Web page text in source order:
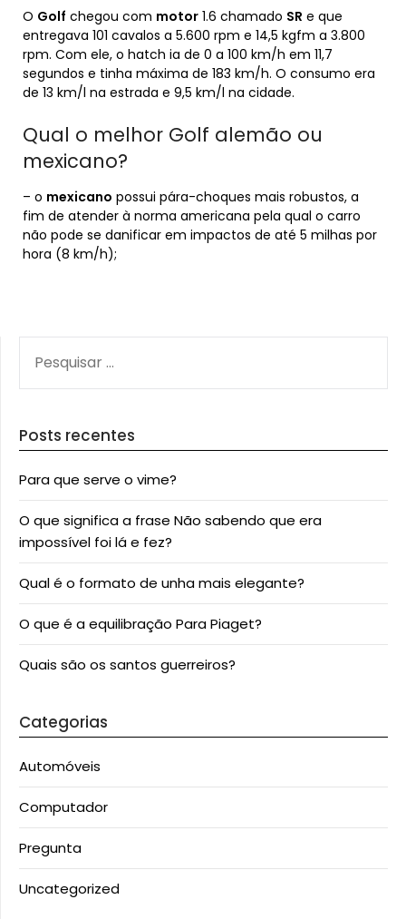
O Golf chegou com motor 1.6 chamado SR e que
entregava 101 cavalos a 5.600 rpm e 14,5 kgfm a 3.800
rpm. Com ele, o hatch ia de 0 a 100 km/h em 11,7
segundos e tinha máxima de 183 km/h. O consumo era
de 13 km/l na estrada e 9,5 km/l na cidade.
Qual o melhor Golf alemão ou
mexicano?
– o mexicano possui pára-choques mais robustos, a
fim de atender à norma americana pela qual o carro
não pode se danificar em impactos de até 5 milhas por
hora (8 km/h);
POR:
Posts recentes
Para que serve o vime?
O que significa a frase Não sabendo que era
impossível foi lá e fez?
Qual é o formato de unha mais elegante?
O que é a equilibração Para Piaget?
Quais são os santos guerreiros?
Categorias
Automóveis
Computador
Pregunta
Uncategorized